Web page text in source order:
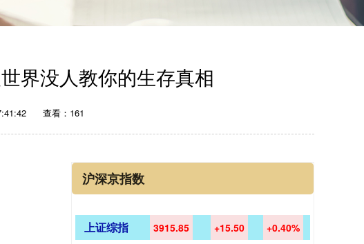
界没人教你的生存真相
查看：161
沪深京指数
上证综指 3915.85 +15.50 +0.40%